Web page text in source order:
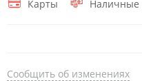
Карты Наличные
Сообщить об изменениях